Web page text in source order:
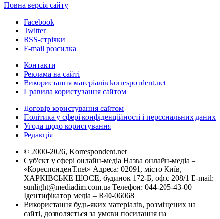
Повна версія сайту
Facebook
Twitter
RSS-стрічки
E-mail розсилка
Контакти
Реклама на сайті
Використання матеріалів korrespondent.net
Правила користування сайтом
Договір користування сайтом
Політика у сфері конфіденційності і персональних даних
Угода щодо користування
Редакція
© 2000-2026, Korrespondent.net
Суб'єкт у сфері онлайн-медіа Назва онлайн-медіа –
«КореспонденТ.net» Адреса: 02091, місто Київ,
ХАРКІВСЬКЕ ШОСЕ, будинок 172-Б, офіс 208/1 E-mail:
sunlight@mediadim.com.ua Телефон: 044-205-43-00
Ідентифікатор медіа – R40-06068
Використання будь-яких матеріалів, розміщених на
сайті, дозволяється за умови посилання на